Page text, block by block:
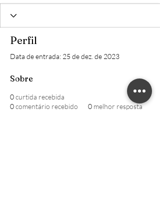
Perfil
Data de entrada: 25 de dez. de 2023
Sobre
0curtida recebida
0comentário recebido 0 melhor resposta